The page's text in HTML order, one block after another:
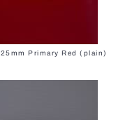
25mm Primary Red (plain)